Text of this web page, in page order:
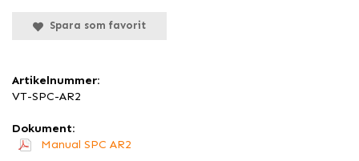
Spara som favorit
Artikelnummer:
VT-SPC-AR2
Dokument:
Manual SPC AR2